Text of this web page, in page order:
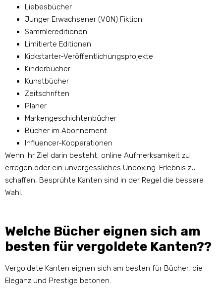
Liebesbücher
Junger Erwachsener (VON) Fiktion
Sammlereditionen
Limitierte Editionen
Kickstarter-Veröffentlichungsprojekte
Kinderbücher
Kunstbücher
Zeitschriften
Planer
Markengeschichtenbücher
Bücher im Abonnement
Influencer-Kooperationen
Wenn Ihr Ziel darin besteht, online Aufmerksamkeit zu
erregen oder ein unvergessliches Unboxing-Erlebnis zu
schaffen, Besprühte Kanten sind in der Regel die bessere
Wahl.
Welche Bücher eignen sich am
besten für vergoldete Kanten??
Vergoldete Kanten eignen sich am besten für Bücher, die
Eleganz und Prestige betonen.